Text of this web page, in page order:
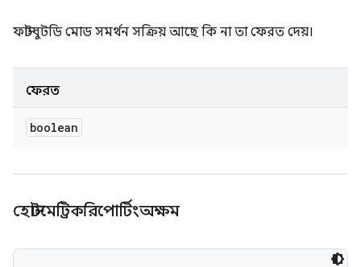
ফাস্টবুটডি মোড সমর্থন সক্রিয় আছে কি না তা ফেরত দেয়।
ফেরত
boolean
হোস্টমেট্রিকরিপোর্টিংঅক্ষম